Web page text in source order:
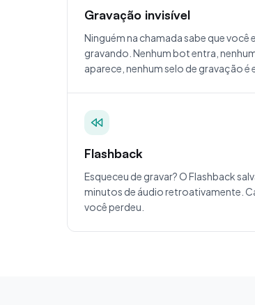
Gravação invisível
Ninguém na chamada sabe que você
gravando. Nenhum bot entra,
aparece, nenhum selo de gravação é
Flashback
Esqueceu de gravar? O Flashback
minutos de áudio retroativamente.
você perdeu.